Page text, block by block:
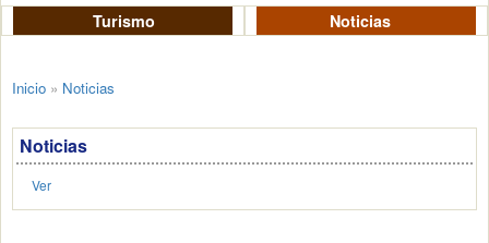
Turismo
Noticias
Inicio » Noticias
Noticias
Ver